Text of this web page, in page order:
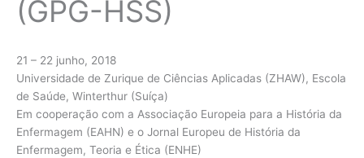
(GPG-HSS)
21 – 22 junho, 2018
Universidade de Zurique de Ciências Aplicadas (ZHAW), Escola
de Saúde, Winterthur (Suíça)
Em cooperação com a Associação Europeia para a História da
Enfermagem (EAHN) e o Jornal Europeu de História da
Enfermagem, Teoria e Ética (ENHE)